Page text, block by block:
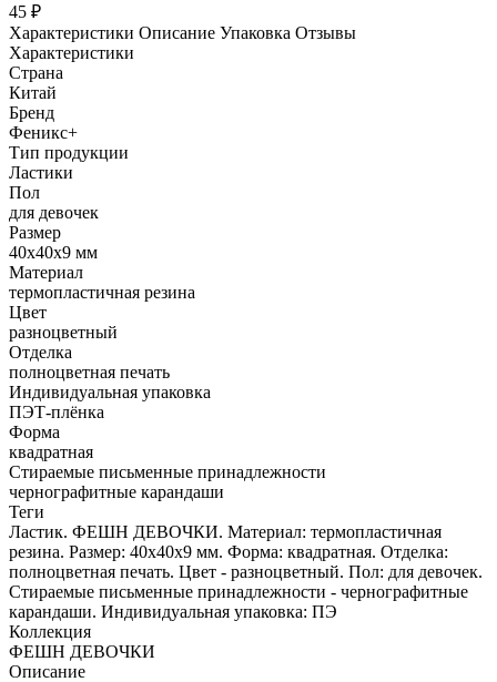
45 ₽
Характеристики Описание Упаковка Отзывы
Характеристики
Страна
Китай
Бренд
Феникс+
Тип продукции
Ластики
Пол
для девочек
Размер
40х40х9 мм
Материал
термопластичная резина
Цвет
разноцветный
Отделка
полноцветная печать
Индивидуальная упаковка
ПЭТ-плёнка
Форма
квадратная
Стираемые письменные принадлежности
чернографитные карандаши
Теги
Ластик. ФЕШН ДЕВОЧКИ. Материал: термопластичная
резина. Размер: 40х40х9 мм. Форма: квадратная. Отделка:
полноцветная печать. Цвет - разноцветный. Пол: для девочек.
Стираемые письменные принадлежности - чернографитные
карандаши. Индивидуальная упаковка: ПЭ
Коллекция
ФЕШН ДЕВОЧКИ
Описание